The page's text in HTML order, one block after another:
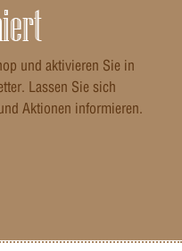
und aktivieren Sie in
Lassen Sie sich
Aktionen informieren.